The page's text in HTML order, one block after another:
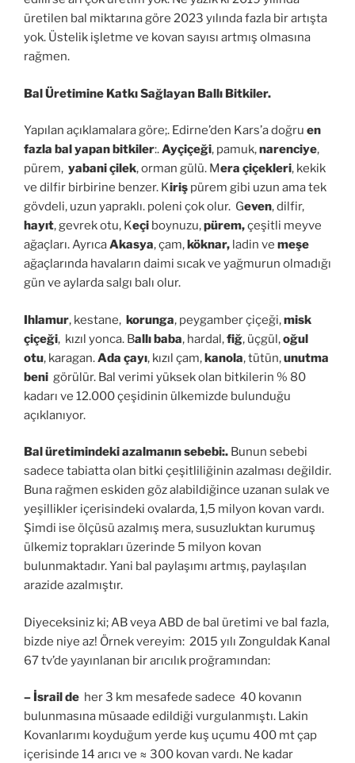
üretilen bal miktarına göre 2023 yılında fazla bir artışta
yok. Üstelik işletme ve kovan sayısı artmış olmasına
rağmen.
Bal Üretimine Katkı Sağlayan Ballı Bitkiler.
Yapılan açıklamalara göre;. Edirne’den Kars’a doğru en
fazla bal yapan bitkiler:.Ayçiçeği, pamuk,narenciye,
pürem, yabani çilek, orman gülü. Mera çiçekleri, kekik
ve dilfir birbirine benzer. Kiriş pürem gibi uzun ama tek
gövdeli, uzun yapraklı. poleni çok olur. Geven, dilfir,
hayıt, gevrek otu, Keçi boynuzu,pürem,çeşitli meyve
ağaçları. AyrıcaAkasya, çam,köknar, ladin ve meşe
ağaçlarında havaların daimi sıcak ve yağmurun olmadığı
gün ve aylarda salgı balı olur.
Ihlamur, kestane, korunga, peygamber çiçeği,misk
çiçeği, kızıl yonca. Ballı baba, hardal,fiğ, üçgül,oğul
otu, karagan.Ada çayı, kızıl çam,kanola, tütün,unutma
beni görülür. Bal verimi yüksek olan bitkilerin % 80
kadarı ve 12.000 çeşidinin ülkemizde bulunduğu
açıklanıyor.
Bal üretimindeki azalmanın sebebi:. Bunun sebebi
sadece tabiatta olan bitki çeşitliliğinin azalması değildir.
Buna rağmen eskiden göz alabildiğince uzanan sulak ve
yeşillikler içerisindeki ovalarda, 1,5 milyon kovan vardı.
Şimdi ise ölçüsü azalmış mera, susuzluktan kurumuş
ülkemiz toprakları üzerinde 5 milyon kovan
bulunmaktadır. Yani bal paylaşımı artmış, paylaşılan
arazide azalmıştır.
Diyeceksiniz ki; AB veya ABD de bal üretimi ve bal fazla,
bizde niye az! Örnek vereyim: 2015 yılı Zonguldak Kanal
67 tv’de yayınlanan bir arıcılık proğramından:
– İsrail de her 3 km mesafede sadece 40 kovanın
bulunmasına müsaade edildiği vurgulanmıştı. Lakin
Kovanlarımı koyduğum yerde kuş uçumu 400 mt çap
içerisinde 14 arıcı ve ≈ 300 kovan vardı. Ne kadar